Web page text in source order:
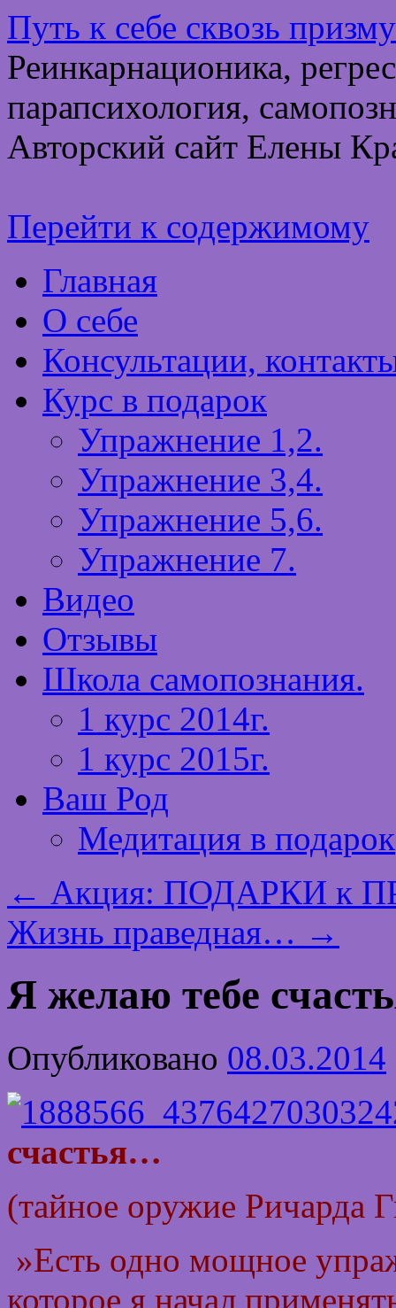
Путь к себе сквозь
Реинкарнационика,
парапсихология,
Авторский сайт Елены
Перейти к содержимому
Главная
О себе
Консультации,
Курс в подарок
Упражнение 1,2.
Упражнение 3,4.
Упражнение 5,6.
Упражнение 7.
Видео
Отзывы
Школа самопознания.
1 курс 2014г.
1 курс 2015г.
Ваш Род
Медитация в подарок
← Акция: ПОДАРКИ к
Жизнь праведная… →
Я желаю тебе
Опубликовано 08.03.2014
счастья…
(тайное оружие Ричарда
»Есть одно мощное
которое я начал